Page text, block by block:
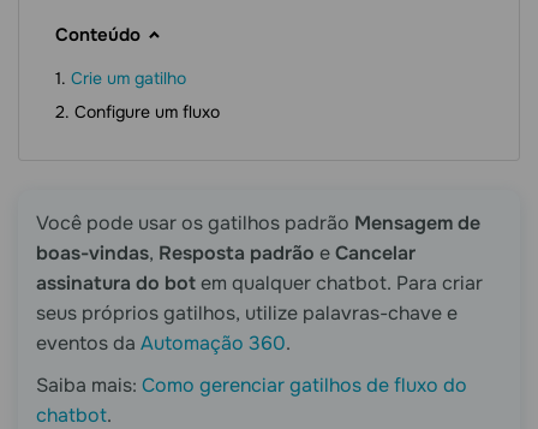
Conteúdo
Crie um gatilho
Configure um fluxo
Você pode usar os gatilhos padrão Mensagem de
boas-vindas, Resposta padrão eCancelar
assinatura do botem qualquer chatbot. Para criar
seus próprios gatilhos, utilize palavras-chave e
eventos da Automação 360.
Saiba mais: Como gerenciar gatilhos de fluxo do
chatbot.